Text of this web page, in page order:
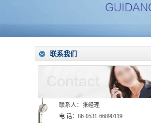
联系我们
联系人：张经理
电 话：86-0531-66890119